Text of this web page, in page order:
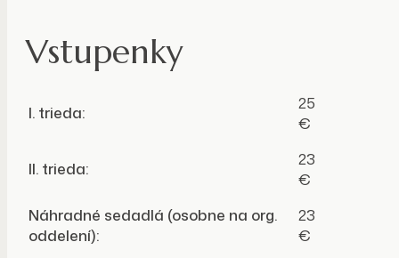
Vstupenky
I. trieda:
25
€
II. trieda:
23
€
Náhradné sedadlá (osobne na org.
oddelení):
23
€